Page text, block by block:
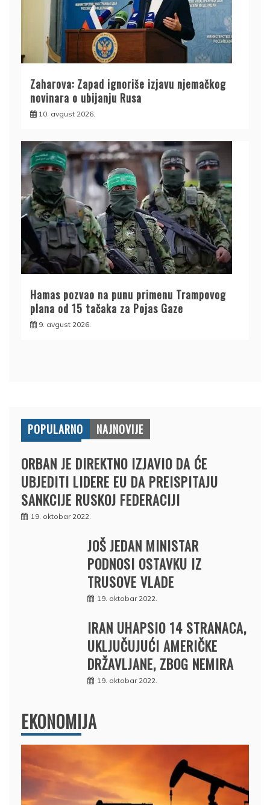
Zaharova: Zapad ignoriše izjavu njemačkog
novinara o ubijanju Rusa
10. avgust 2026.
Hamas pozvao na punu primenu Trampovog
plana od 15 tačaka za Pojas Gaze
9. avgust 2026.
POPULARNO NAJNOVIJE
ORBAN JE DIREKTNO IZJAVIO DA ĆE
UBJEDITI LIDERE EU DA PREISPITAJU
SANKCIJE RUSKOJ FEDERACIJI
19. oktobar 2022.
JOŠ JEDAN MINISTAR
PODNOSI OSTAVKU IZ
TRUSOVE VLADE
19. oktobar 2022.
IRAN UHAPSIO 14 STRANACA,
UKLJUČUJUĆI AMERIČKE
DRŽAVLJANE, ZBOG NEMIRA
19. oktobar 2022.
EKONOMIJA